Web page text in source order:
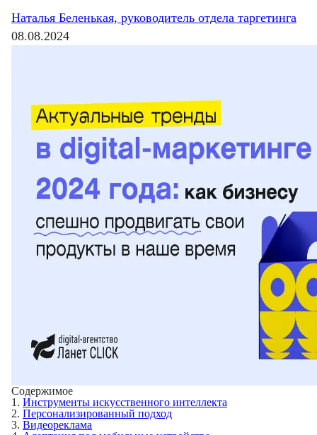
Наталья Беленькая, руководитель отдела таргетинга
08.08.2024
Содержимое
1. Инструменты искусственного интеллекта
2. Персонализированный подход
3. Видеореклама